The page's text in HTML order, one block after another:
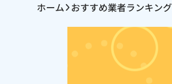
ホーム おすすめ業者ランキング